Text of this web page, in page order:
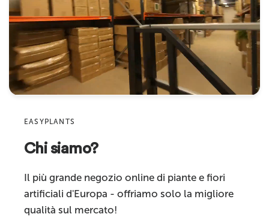
Caratteristiche Alta qualità
Adatto per Uso interno
Categoria prodotto Piante artificiali sospese
Nome
Indirizzo email
Product
Sku
Commenta
EASYPLANTS
Chi siamo?
Il più grande negozio online di piante e fiori
artificiali d'Europa - offriamo solo la migliore
qualità sul mercato!